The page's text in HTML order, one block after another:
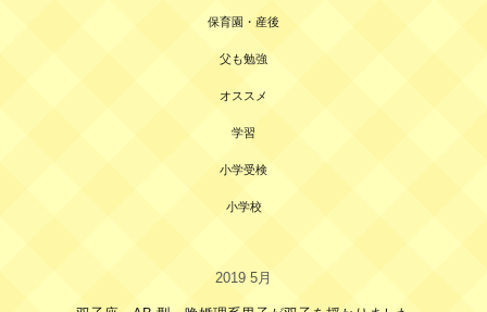
保育園・産後
父も勉強
オススメ
学習
小学受検
小学校
2019 5月